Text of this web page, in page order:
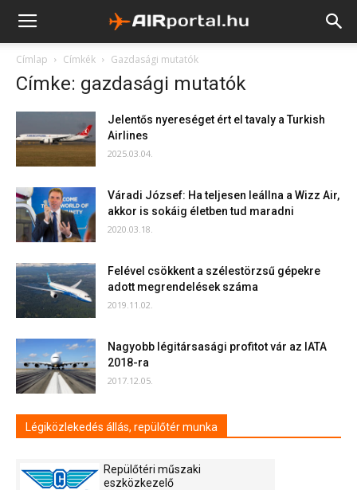
Címlap Címkék Gazdasági mutatók
Címke: gazdasági mutatók
Jelentős nyereséget ért el tavaly a Turkish
Airlines
2025.03.04.
Váradi József: Ha teljesen leállna a Wizz Air,
akkor is sokáig életben tud maradni
2020.03.18.
Felével csökkent a szélestörzsű gépekre
adott megrendelések száma
2019.11.02.
Nagyobb légitársasági profitot vár az IATA
2018-ra
2017.12.05.
Légiközlekedés állás, repülőtér munka
Repülőtéri műszaki
eszközkezelő